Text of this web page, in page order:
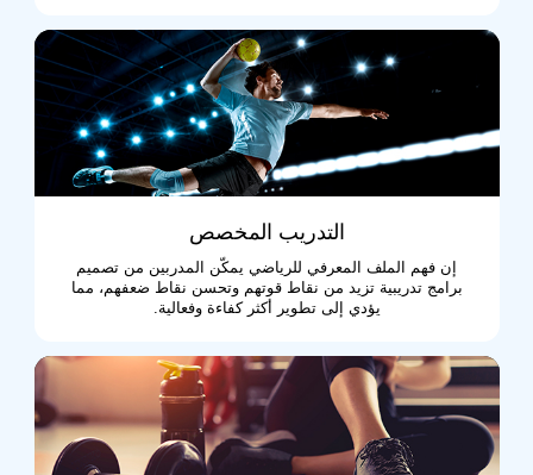
التدريب المخصص
إن فهم الملف المعرفي للرياضي يمكّن المدربين من تصميم
برامج تدريبية تزيد من نقاط قوتهم وتحسن نقاط ضعفهم، مما
يؤدي إلى تطوير أكثر كفاءة وفعالية.